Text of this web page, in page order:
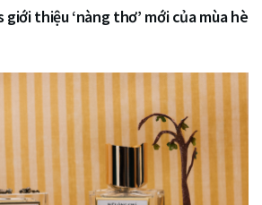
giới thiệu ‘nàng thơ’ mới của mùa hè